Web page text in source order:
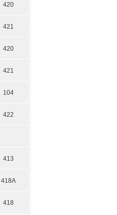
420
421
420
421
104
422
413
418А
418